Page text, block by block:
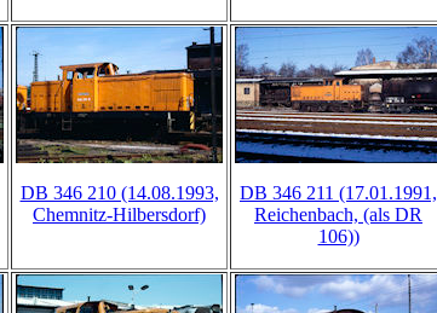
DB 346 210 (14.08.1993,
Chemnitz-Hilbersdorf)
DB 346 211 (17.01.1991,
Reichenbach, (als DR
106))